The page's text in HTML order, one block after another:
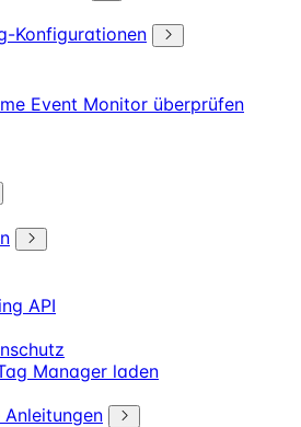
Konfigurationen
Event Monitor überprüfen
API
Manager laden